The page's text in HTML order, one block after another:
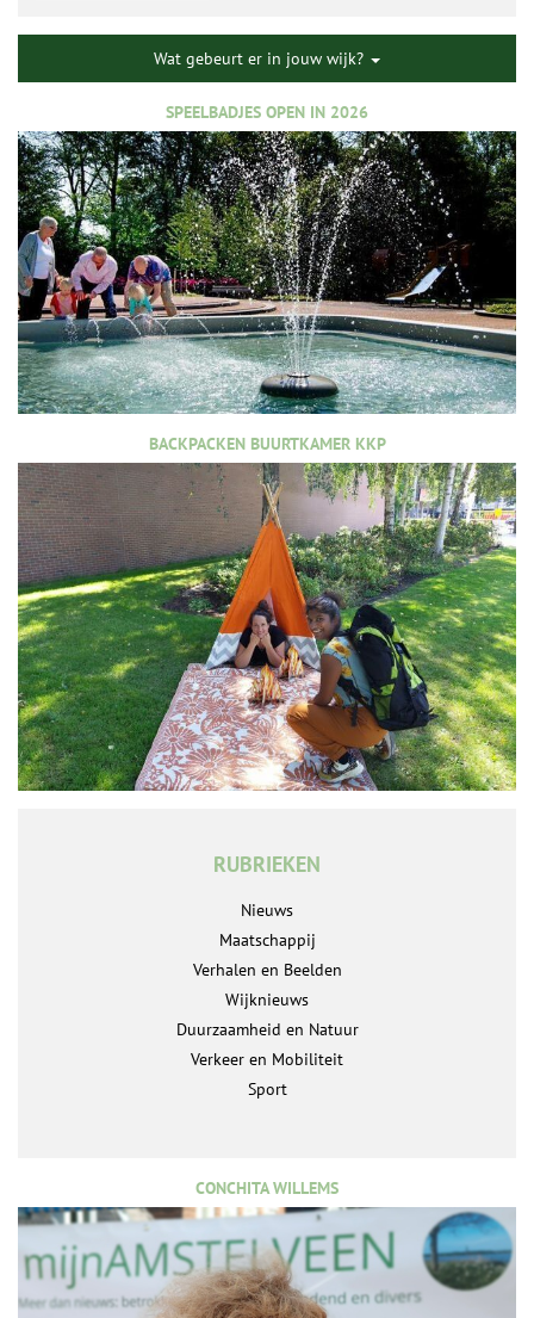
Wat gebeurt er in jouw wijk?
SPEELBADJES OPEN IN 2026
BACKPACKEN BUURTKAMER KKP
RUBRIEKEN
Nieuws
Maatschappij
Verhalen en Beelden
Wijknieuws
Duurzaamheid en Natuur
Verkeer en Mobiliteit
Sport
CONCHITA WILLEMS